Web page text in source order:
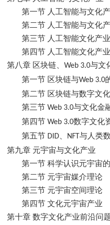
第一节 人工智能与文化
第二节 人工智能与文化
第三节 人工智能文化产
第四节 人工智能文化产
第八章 区块链、 Web 3.0与文
第一节 区块链与Web 3.0
第二节 区块链与数字文
第三节 Web 3.0与文化金
第四节 Web 3.0数字文化
第五节 DID、 NFT与人类
第九章 元宇宙与文化产业
第一节 科学认识元宇宙
第二节 元宇宙媒介理论
第三节 元宇宙空间理论
第四节 文化元宇宙产业
第十章 数字文化产业前沿问